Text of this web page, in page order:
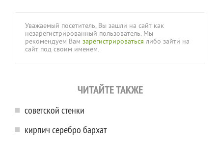
Уважаемый посетитель, Вы зашли на сайт как
незарегистрированный пользователь. Мы
рекомендуем Вам зарегистрироваться либо зайти на
сайт под своим именем.
ЧИТАЙТЕ ТАКЖЕ
советской стенки
кирпич серебро бархат